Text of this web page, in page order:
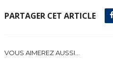
PARTAGER CET ARTICLE
VOUS AIMEREZ AUSSI...